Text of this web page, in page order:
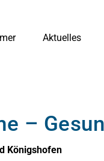
Aktuelles
–
Königshofen